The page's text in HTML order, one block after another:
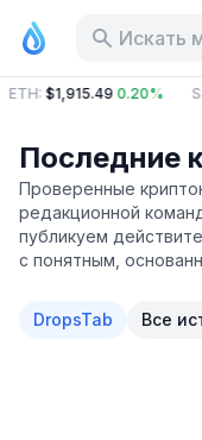
Искать
ETH: $1,915.49 0.20%
Последние
Проверенные
редакционной
публикуем
с понятным,
DropsTab Все